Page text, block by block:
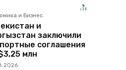
и Бизнес
и
заключили
соглашения
млн